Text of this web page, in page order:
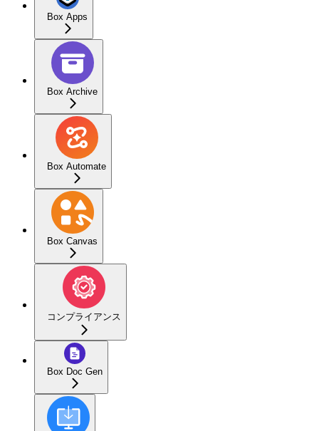
Box Apps
Box Archive
Box Automate
Box Canvas
コンプライアンス
Box Doc Gen